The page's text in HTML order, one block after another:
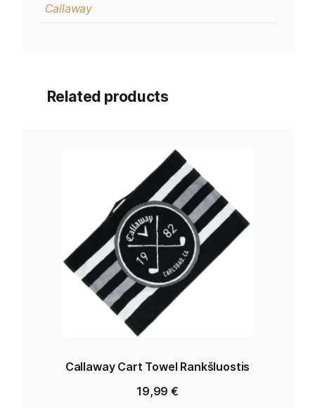
Callaway
Related products
Callaway Cart Towel Rankšluostis
19,99€